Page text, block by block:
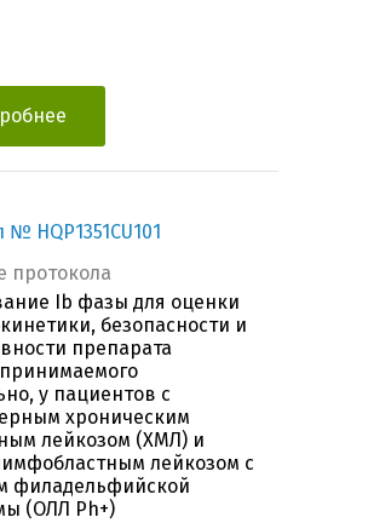
HQP1351CU101
протокола
Ib фазы для оценки
безопасности и
препарата
принимаемого
у пациентов с
хроническим
лейкозом (ХМЛ) и
лейкозом с
филадельфийской
(ОЛЛ Ph+)